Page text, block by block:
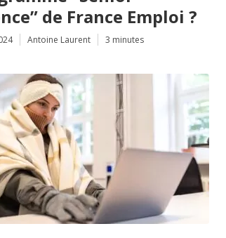
de France Emploi ?
Antoine Laurent 3 minutes